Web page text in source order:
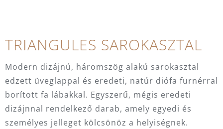
TRIANGULES SAROKASZTAL
Modern dizájnú, háromszög alakú sarokasztal
edzett üveglappal és eredeti, natúr diófa furnérral
borított fa lábakkal. Egyszerű, mégis eredeti
dizájnnal rendelkező darab, amely egyedi és
személyes jelleget kölcsönöz a helyiségnek.